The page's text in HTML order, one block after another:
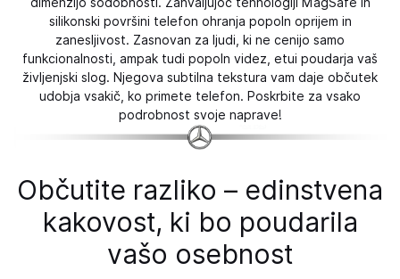
silikonski površini telefon ohranja popoln oprijem in
zanesljivost. Zasnovan za ljudi, ki ne cenijo samo
funkcionalnosti, ampak tudi popoln videz, etui poudarja vaš
življenjski slog. Njegova subtilna tekstura vam daje občutek
udobja vsakič, ko primete telefon. Poskrbite za vsako
podrobnost svoje naprave!
Občutite razliko – edinstvena
kakovost, ki bo poudarila
vašo osebnost